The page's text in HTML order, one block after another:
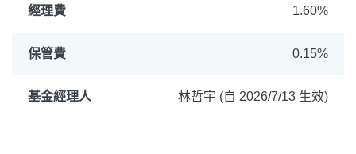
經理費 1.60%
保管費 0.15%
基金經理人 林哲宇 (自 2026/7/13 生效)